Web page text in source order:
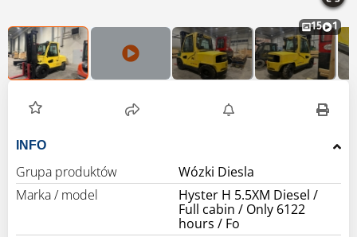
15 1
INFO
Grupa produktów
Wózki Diesla
Marka / model
Hyster H 5.5XM Diesel /
Full cabin / Only 6122
hours / Fo